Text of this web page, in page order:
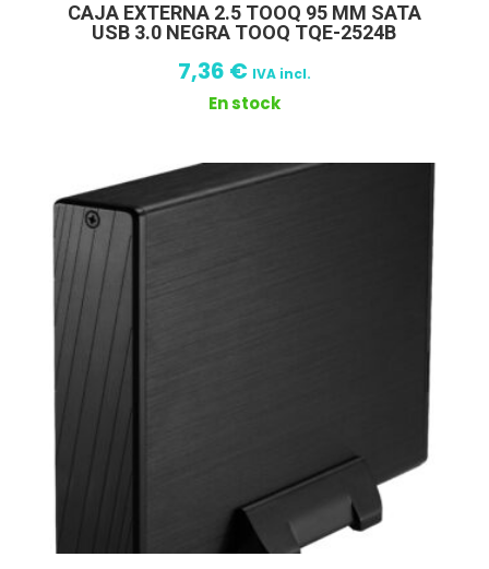
CAJA EXTERNA 2.5 TOOQ 95 MM SATA
USB 3.0 NEGRA TOOQ TQE-2524B
7,36 € IVA incl.
En stock